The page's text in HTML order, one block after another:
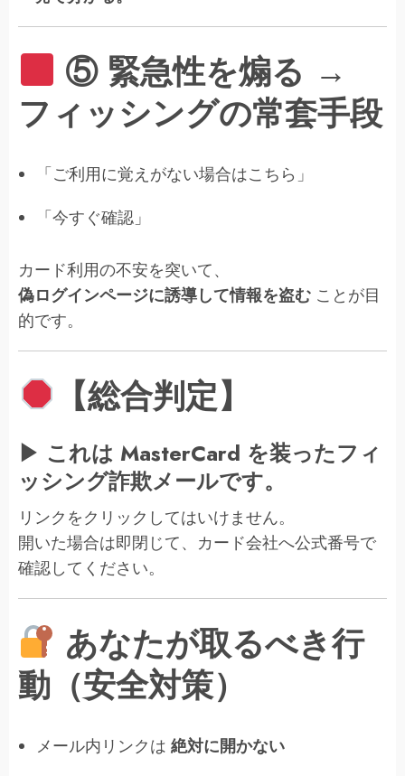
⑤ 緊急性を煽る →
フィッシングの常套手段
「ご利用に覚えがない場合はこちら」
「今すぐ確認」
カード利用の不安を突いて、
偽ログインページに誘導して情報を盗む ことが目
的です。
【総合判定】
▶ これは MasterCard を装ったフィ
ッシング詐欺メールです。
リンクをクリックしてはいけません。
開いた場合は即閉じて、カード会社へ公式番号で
確認してください。
あなたが取るべき行
動（安全対策）
メール内リンクは 絶対に開かない